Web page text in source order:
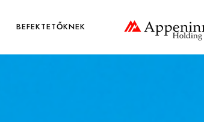
BEFEKTETŐKNEK